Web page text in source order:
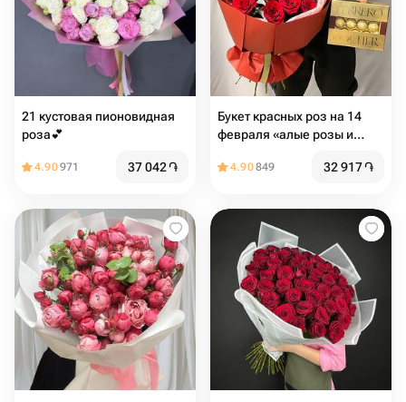
21 кустовая пионовидная
роза💕
4.90971 37 042֏
Букет красных роз на 14
февраля «алые розы и
4.90849 32 917֏